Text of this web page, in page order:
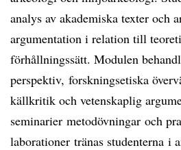
analys av akademiska texter och
argumentation i relation till
förhållningssätt. Modulen
perspektiv, forskningsetiska
källkritik och vetenskaplig
seminarier metodövningar och
laborationer tränas studenterna i